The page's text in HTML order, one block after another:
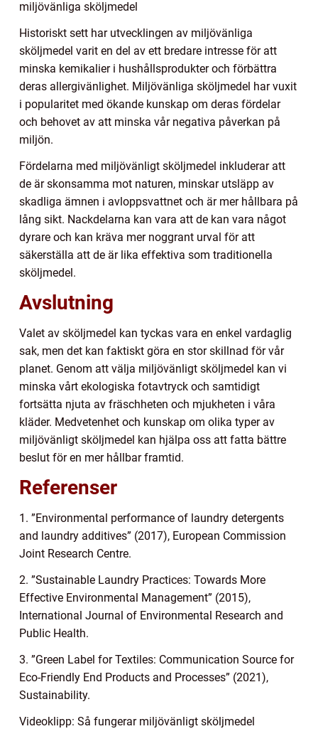
miljövänliga sköljmedel
Historiskt sett har utvecklingen av miljövänliga
sköljmedel varit en del av ett bredare intresse för att
minska kemikalier i hushållsprodukter och förbättra
deras allergivänlighet. Miljövänliga sköljmedel har vuxit
i popularitet med ökande kunskap om deras fördelar
och behovet av att minska vår negativa påverkan på
miljön.
Fördelarna med miljövänligt sköljmedel inkluderar att
de är skonsamma mot naturen, minskar utsläpp av
skadliga ämnen i avloppsvattnet och är mer hållbara på
lång sikt. Nackdelarna kan vara att de kan vara något
dyrare och kan kräva mer noggrant urval för att
säkerställa att de är lika effektiva som traditionella
sköljmedel.
Avslutning
Valet av sköljmedel kan tyckas vara en enkel vardaglig
sak, men det kan faktiskt göra en stor skillnad för vår
planet. Genom att välja miljövänligt sköljmedel kan vi
minska vårt ekologiska fotavtryck och samtidigt
fortsätta njuta av fräschheten och mjukheten i våra
kläder. Medvetenhet och kunskap om olika typer av
miljövänligt sköljmedel kan hjälpa oss att fatta bättre
beslut för en mer hållbar framtid.
Referenser
1. ”Environmental performance of laundry detergents
and laundry additives” (2017), European Commission
Joint Research Centre.
2. ”Sustainable Laundry Practices: Towards More
Effective Environmental Management” (2015),
International Journal of Environmental Research and
Public Health.
3. ”Green Label for Textiles: Communication Source for
Eco-Friendly End Products and Processes” (2021),
Sustainability.
Videoklipp: Så fungerar miljövänligt sköljmedel